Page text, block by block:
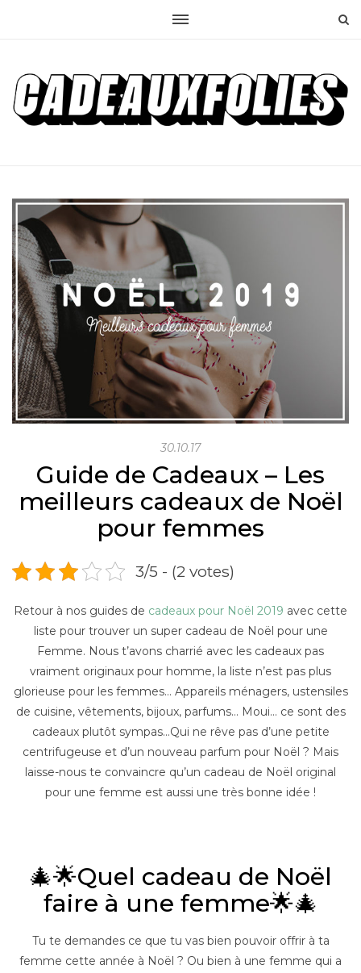
30.10.17
Guide de Cadeaux – Les
meilleurs cadeaux de Noël
pour femmes
3/5 - (2 votes)
Retour à nos guides de cadeaux pour Noël 2019 avec cette
liste pour trouver un super cadeau de Noël pour une
Femme. Nous t’avons charrié avec les cadeaux pas
vraiment originaux pour homme, la liste n’est pas plus
glorieuse pour les femmes… Appareils ménagers, ustensiles
de cuisine, vêtements, bijoux, parfums… Moui… ce sont des
cadeaux plutôt sympas…Qui ne rêve pas d’une petite
centrifugeuse et d’un nouveau parfum pour Noël ? Mais
laisse-nous te convaincre qu’un cadeau de Noël original
pour une femme est aussi une très bonne idée !
🎄🌟Quel cadeau de Noël
faire à une femme🌟🎄
Tu te demandes ce que tu vas bien pouvoir offrir à ta
femme cette année à Noël ? Ou bien à une femme qui a